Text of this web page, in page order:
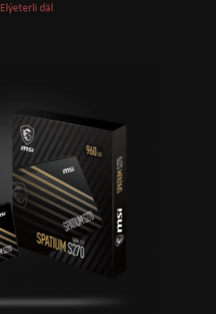
Elýeterli däl